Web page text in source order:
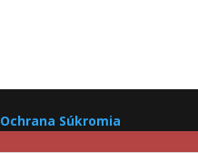
Ochrana Súkromia